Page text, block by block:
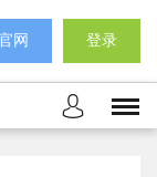
网 登录